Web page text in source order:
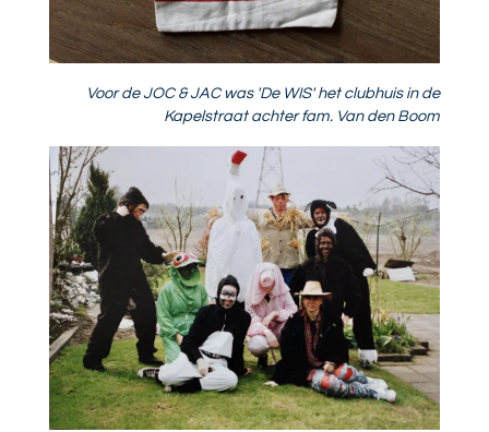
Voor de JOC & JAC was 'De WIS' het clubhuis in de
Kapelstraat achter fam. Van den Boom